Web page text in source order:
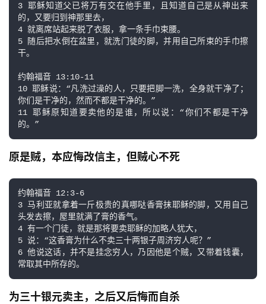
3 耶稣知道父已将万有交在他手里，且知道自己是从神出来
的，又要归到神那里去，
4 就离席站起来脱了衣服，拿一条手巾束腰。
5 随后把水倒在盆里，就洗门徒的脚，并用自己所束的手巾擦
干。
约翰福音 13:10-11
10 耶稣说：“凡洗过澡的人，只要把脚一洗，全身就干净了；
你们是干净的，然而不都是干净的。”
11 耶稣原知道要卖他的是谁，所以说：“你们不都是干净
的。”
原是贼，本应悔改信主，但贼心不死
约翰福音 12:3-6
3 马利亚就拿着一斤极贵的真哪哒香膏抹耶稣的脚，又用自己
头发去擦，屋里就满了膏的香气。
4 有一个门徒，就是那将要卖耶稣的加略人犹大，
5 说：“这香膏为什么不卖三十两银子周济穷人呢？”
6 他说这话，并不是挂念穷人，乃因他是个贼，又带着钱囊，
常取其中所存的。
为三十银元卖主，之后又后悔而自杀